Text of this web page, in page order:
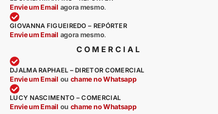
Envie um Email agora mesmo.
GIOVANNA FIGUEIREDO – REPÓRTER
Envie um Email agora mesmo.
COMERCIAL
DJALMA RAPHAEL – DIRETOR COMERCIAL
Envie um Email ou chame no Whatsapp
LUCY NASCIMENTO – COMERCIAL
Envie um Email ou chame no Whatsapp